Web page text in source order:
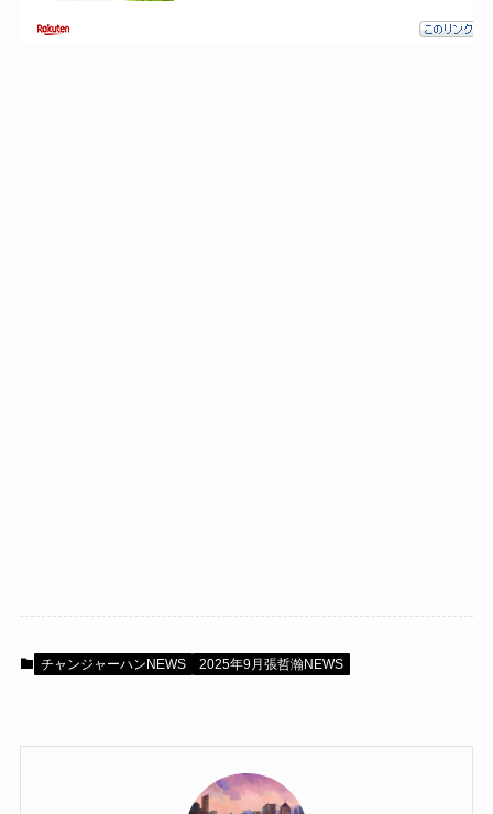
チャンジャーハンNEWS 2025年9月張哲瀚NEWS